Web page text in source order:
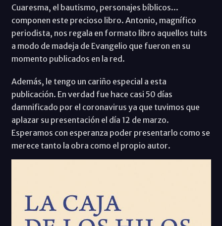
Cuaresma, el bautismo, personajes bíblicos...
componen este precioso libro. Antonio, magnífico
periodista, nos regala en formato libro aquellos tuits
a modo de madeja de Evangelio que fueron en su
momento publicados en la red.
Además, le tengo un cariño especial a esta
publicación. En verdad fue hace casi 50 días
damnificado por el coronavirus ya que tuvimos que
aplazar su presentación el día 12 de marzo.
Esperamos con esperanza poder presentarlo como se
merece tanto la obra como el propio autor.